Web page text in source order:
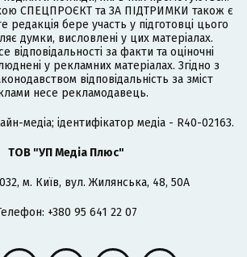
СПЕЦПРОЄКТ та ЗА ПІДТРИМКИ також є
редакція бере участь у підготовці цього
думки, висловлені у цих матеріалах.
відповідальності за факти та оціночні
у рекламних матеріалах. Згідно з
відповідальність за зміст
несе рекламодавець.
медіа; ідентифікатор медіа - R40-02163.
ТОВ "УП Медіа Плюс"
м. Київ, вул. Жилянська, 48, 50А
+380 95 641 22 07